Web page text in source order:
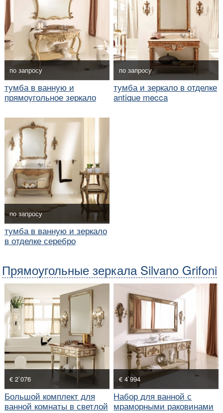
по запросу
тумба в ванную и
прямоугольное зеркало
по запросу
тумба и зеркало в отделке
antique mecca
по запросу
тумба в ванную и зеркало
в отделке серебро
Прямоугольные зеркала Silvano Grifoni
€ 2`076
Большой комплект для
ванной комнаты в светлой
€ 4`994
Набор для ванной с
мраморными раковинами